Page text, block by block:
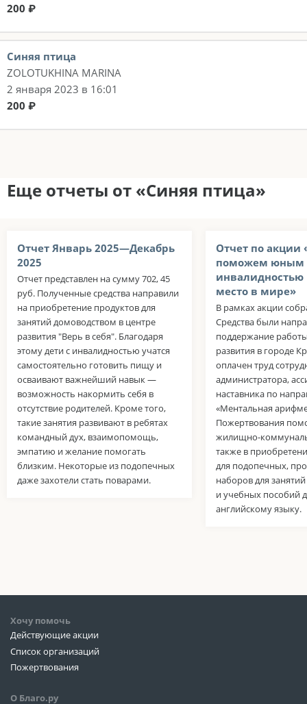
200 ₽
Синяя птица
ZOLOTUKHINA MARINA
2 января 2023 в 16:01
200 ₽
Еще отчеты от «Синяя птица»
Отчет Январь 2025—Декабрь
2025
Отчет представлен на сумму 702, 45
руб. Полученные средства направили
на приобретение продуктов для
занятий домоводством в центре
развития "Верь в себя". Благодаря
этому дети с инвалидностью учатся
самостоятельно готовить пищу и
осваивают важнейший навык —
возможность накормить себя в
отсутствие родителей. Кроме того,
такие занятия развивают в ребятах
командный дух, взаимопомощь,
эмпатию и желание помогать
близким. Некоторые из подопечных
даже захотели стать поварами.
Отчет по акции
поможем юным
инвалидностью
место в мире»
В рамках акции
Средства были
поддержание
развития в городе
оплачен труд
администратора,
наставника по
«Ментальная
Пожертвования
жилищно-
также в
для подопечных,
наборов для
и учебных пособий
английскому языку.
Хочу помочь
Действующие акции
Список организаций
Пожертвования
О Благо.ру